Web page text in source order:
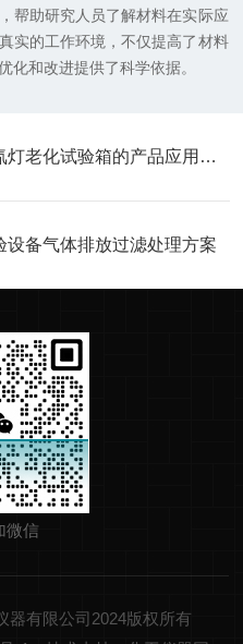
帮助研究人员了解材料在实际应
实的工作环境，不仅提高了材料
化和改进提供了科学依据。
带大家了解一下氙灯老化试验箱的产品应用范围
设备气体排放过滤处理方案
微信
器有限公司2024版权所有